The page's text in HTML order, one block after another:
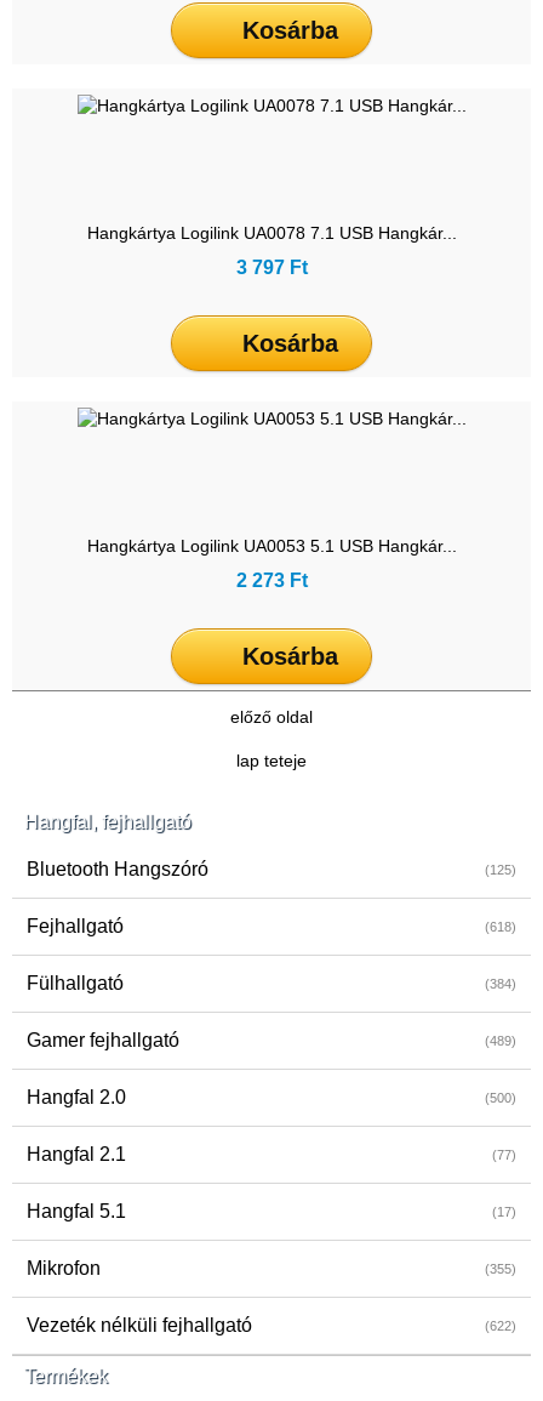
Hangfal, fejhallgató
Bluetooth Hangszóró (125)
Fejhallgató (618)
Fülhallgató (384)
Gamer fejhallgató (489)
Hangfal 2.0 (500)
Hangfal 2.1 (77)
Hangfal 5.1 (17)
Mikrofon (355)
Vezeték nélküli fejhallgató (622)
Termékek
Kosárba
Hangkártya Logilink UA0078 7.1 USB Hangkár...
3 797 Ft
Kosárba
Hangkártya Logilink UA0053 5.1 USB Hangkár...
2 273 Ft
Kosárba
előző oldal
lap teteje